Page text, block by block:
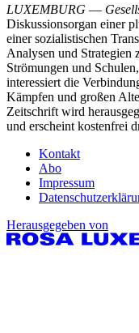
LUXEMBURG —
Diskussionsorgan einer
einer sozialistischen
Analysen und Strategien
Strömungen und
interessiert die
Kämpfen und großen
Zeitschrift wird
und erscheint kostenfrei
Kontakt
Abo
Impressum
Herausgegeben von